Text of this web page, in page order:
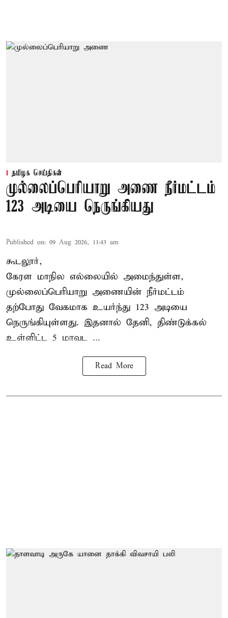
தமிழக செய்திகள்
முல்லைப்பெரியாறு அணை நீர்மட்டம்
123 அடியை நெருங்கியது
Published on: 09 Aug 2026, 11:43 am
கூடலூர்,
கேரள மாநில எல்லையில் அமைந்துள்ள,
முல்லைப்பெரியாறு அணையின் நீர்மட்டம்
தற்போது வேகமாக உயர்ந்து 123 அடியை
நெருங்கியுள்ளது. இதனால் தேனி, திண்டுக்கல்
உள்ளிட்ட 5 மாவட ...
Read More